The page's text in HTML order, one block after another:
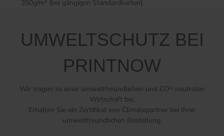
350g/m² (bei gängigen Standardkarten).
UMWELTSCHUTZ BEI
PRINTNOW
Wir tragen zu einer umweltfreundlichen und CO²-neutralen
Wirtschaft bei.
Erhalten Sie ein Zertifikat von Climatepartner bei Ihrer
umweltfreundlichen Bestellung.